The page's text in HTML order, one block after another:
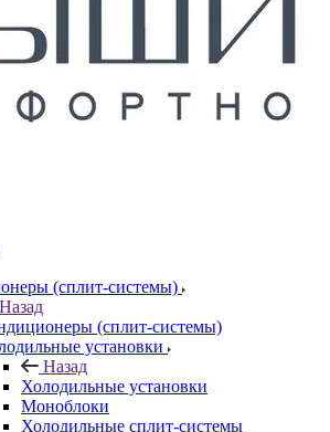
(сплит-системы)
Назад
(сплит-системы)
установки
Назад
Холодильные установки
Моноблоки
Холодильные сплит-системы